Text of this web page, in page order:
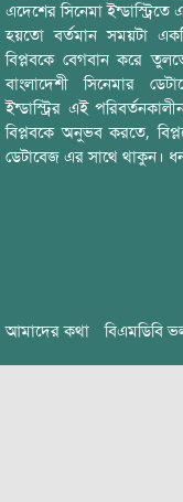
এদেশের সিনেমা ইন্ডাস্ট্রিতে
হয়তো বর্তমান সময়টা
বিপ্লবকে বেগবান করে
বাংলাদেশী সিনেমার
ইন্ডাস্ট্রির এই
বিপ্লবকে অনুভব করতে,
ডেটাবেজ এর সাথে থাকুন।
আমাদের কথা বিএমডিবি